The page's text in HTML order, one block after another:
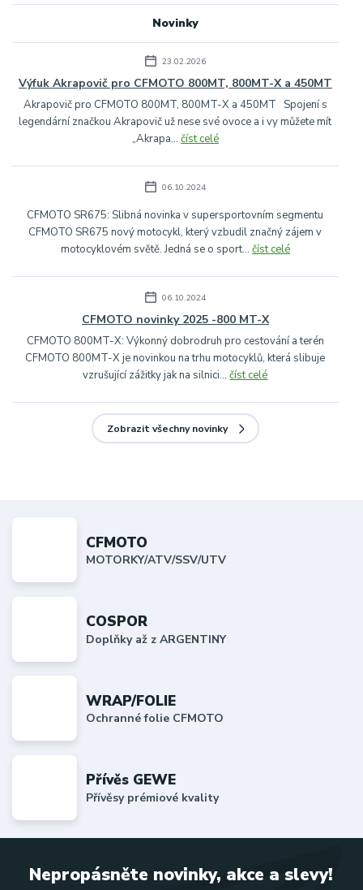
Novinky
23.02.2026
Výfuk Akrapovič pro CFMOTO 800MT, 800MT-X a 450MT
Akrapovič pro CFMOTO 800MT, 800MT-X a 450MT Spojení s
legendární značkou Akrapovič už nese své ovoce a i vy můžete mít
„Akrapa... číst celé
06.10.2024
CFMOTO SR675: Slibná novinka v supersportovním segmentu
CFMOTO SR675 nový motocykl, který vzbudil značný zájem v
motocyklovém světě. Jedná se o sport... číst celé
06.10.2024
CFMOTO novinky 2025 -800 MT-X
CFMOTO 800MT-X: Výkonný dobrodruh pro cestování a terén
CFMOTO 800MT-X je novinkou na trhu motocyklů, která slibuje
vzrušující zážitky jak na silnici...číst celé
Zobrazit všechny novinky
CFMOTO
MOTORKY/ATV/SSV/UTV
COSPOR
Doplňky až z ARGENTINY
WRAP/FOLIE
Ochranné folie CFMOTO
Přívěs GEWE
Přívěsy prémiové kvality
Nepropásněte novinky, akce a slevy!